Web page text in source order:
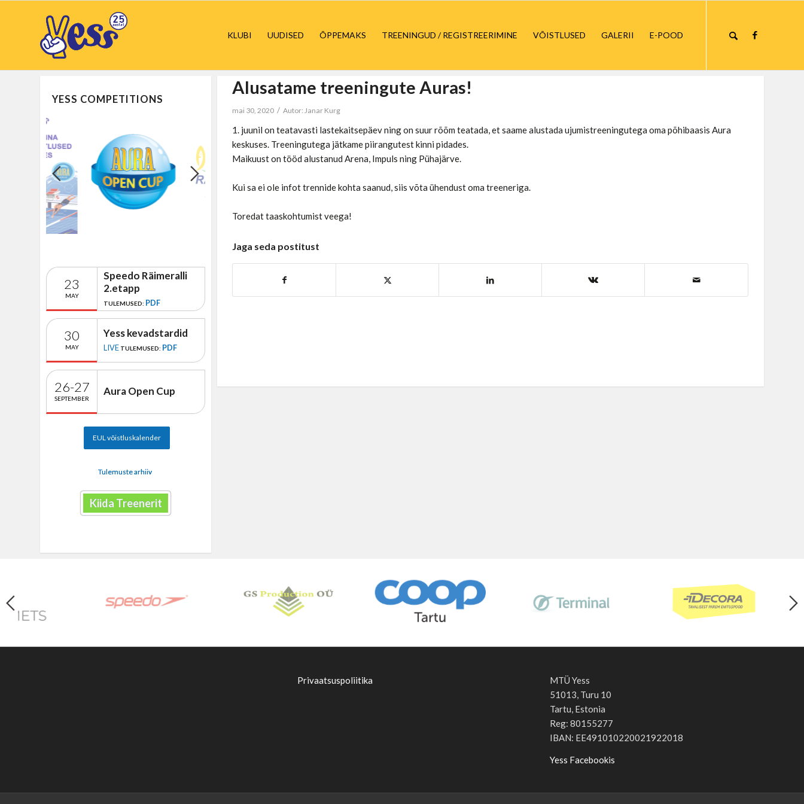
KLUBI UUDISED ÕPPEMAKS TREENINGUD / REGISTREERIMINE VÕISTLUSED GALERII E-POOD
Alusatame treeningute Auras!
mai 30, 2020 / Autor:Janar Kurg
1. juunil on teatavasti lastekaitsepäev ning on suur rõõm teatada, et saame alustada ujumistreeningutega oma põhibaasis Aura
keskuses. Treeningutega jätkame piirangutest kinni pidades.
Maikuust on tööd alustanud Arena, Impuls ning Pühajärve.
Kui sa ei ole infot trennide kohta saanud, siis võta ühendust oma treeneriga.
Toredat taaskohtumist veega!
Jaga seda postitust
YESS COMPETITIONS
23
MAY
Speedo Räimeralli
2.etapp
TULEMUSED: PDF
30
MAY
Yess kevadstardid
LIVE TULEMUSED: PDF
26-27
SEPTEMBER
Aura Open Cup
EUL võistluskalender
Tulemuste arhiiv
Kiida Treenerit
Privaatsuspoliitika
MTÜ Yess
51013, Turu 10
Tartu, Estonia
Reg: 80155277
IBAN: EE491010220021922018
Yess Facebookis